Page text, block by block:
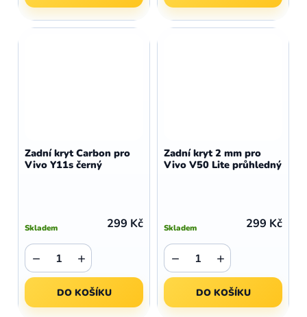
Zadní kryt Carbon pro
Vivo Y11s černý
Skladem 299 Kč
+
−
DO KOŠÍKU
Zadní kryt 2 mm pro
Vivo V50 Lite průhledný
Skladem 299 Kč
+
−
DO KOŠÍKU